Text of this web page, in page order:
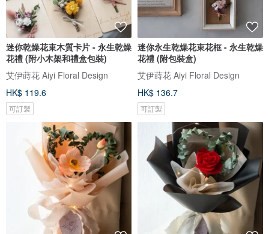
迷你乾燥花束木質卡片 - 永生乾燥
花禮 (附小木架和禮盒包裝)
艾伊蒔花 Aiyi Floral Design
HK$ 119.6
可訂製
迷你永生乾燥花束花框 - 永生乾燥
花禮 (附包裝盒)
艾伊蒔花 Aiyi Floral Design
HK$ 136.7
可訂製